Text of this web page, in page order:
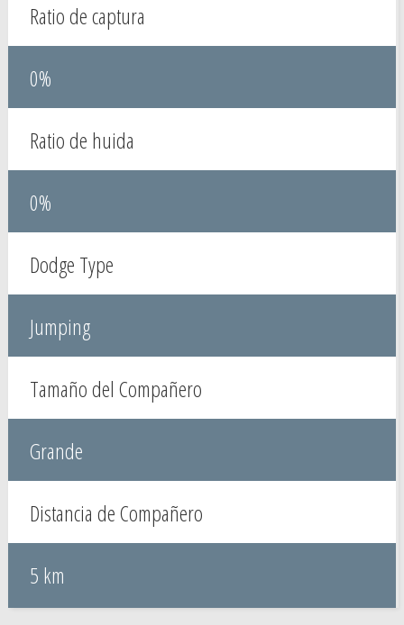
Ratio de captura
0%
Ratio de huida
0%
Dodge Type
Jumping
Tamaño del Compañero
Grande
Distancia de Compañero
5 km